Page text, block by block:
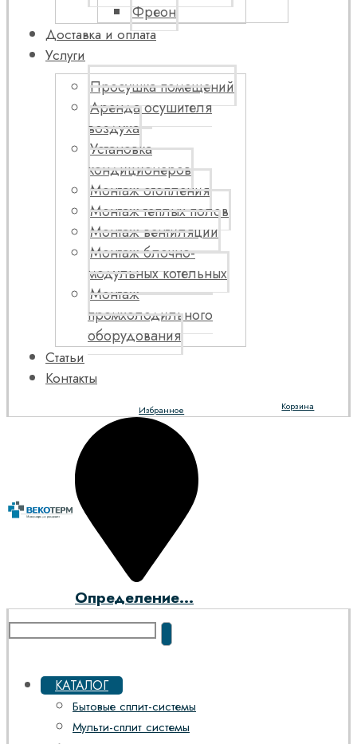
Фреон
Доставка и оплата
Услуги
Просушка помещений
Аренда осушителя
воздуха
Установка
кондиционеров
Монтаж отопления
Монтаж теплых полов
Монтаж вентиляции
Монтаж блочно-
модульных котельных
Монтаж
промхолодильного
оборудования
Статьи
Контакты
Корзина
Избранное
Определение...
КАТАЛОГ
Бытовые сплит-системы
Мульти-сплит системы